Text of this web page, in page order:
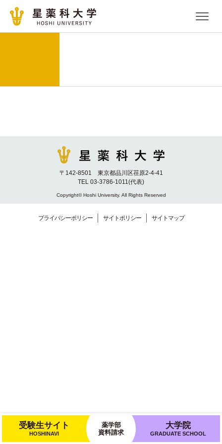
〒142-8501 東京都品川区荏原2-4-41
TEL 03-3786-1011(代表)
Copyright© Hoshi University. All Rights Reserved
プライバシーポリシー サイトポリシー サイトマップ
受験生サイト
HOSHINAVI
薬学部
資料請求
大学院
GRADUATE SCHOOL